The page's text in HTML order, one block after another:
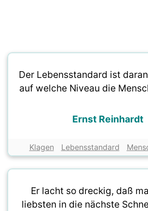
Der Lebensstandard ist
auf welche Niveau die
Ernst Reinhardt
Klagen Lebensstandard
Er lacht so dreckig, daß
liebsten in die nächste